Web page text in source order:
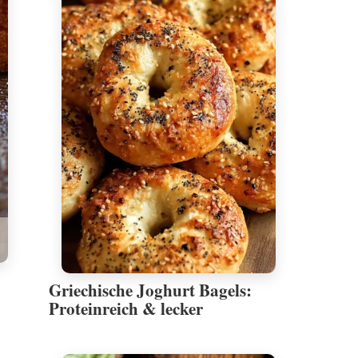
Griechische Joghurt Bagels:
Proteinreich & lecker